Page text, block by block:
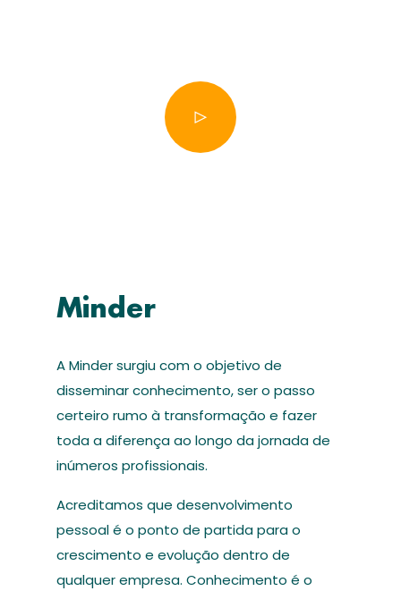
Minder
A Minder surgiu com o objetivo de
disseminar conhecimento, ser o passo
certeiro rumo à transformação e fazer
toda a diferença ao longo da jornada de
inúmeros profissionais.
Acreditamos que desenvolvimento
pessoal é o ponto de partida para o
crescimento e evolução dentro de
qualquer empresa. Conhecimento é o